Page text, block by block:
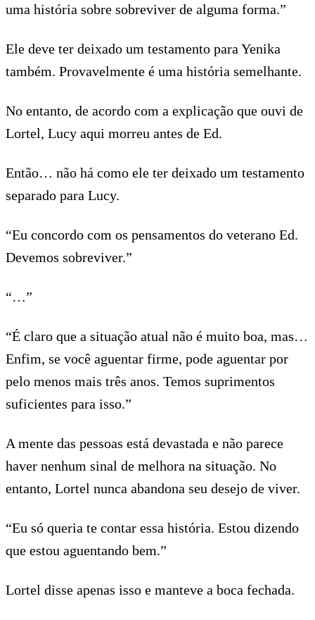
uma história sobre sobreviver de alguma forma.”
Ele deve ter deixado um testamento para Yenika
também. Provavelmente é uma história semelhante.
No entanto, de acordo com a explicação que ouvi de
Lortel, Lucy aqui morreu antes de Ed.
Então… não há como ele ter deixado um testamento
separado para Lucy.
“Eu concordo com os pensamentos do veterano Ed.
Devemos sobreviver.”
“…”
“É claro que a situação atual não é muito boa, mas…
Enfim, se você aguentar firme, pode aguentar por
pelo menos mais três anos. Temos suprimentos
suficientes para isso.”
A mente das pessoas está devastada e não parece
haver nenhum sinal de melhora na situação. No
entanto, Lortel nunca abandona seu desejo de viver.
“Eu só queria te contar essa história. Estou dizendo
que estou aguentando bem.”
Lortel disse apenas isso e manteve a boca fechada.